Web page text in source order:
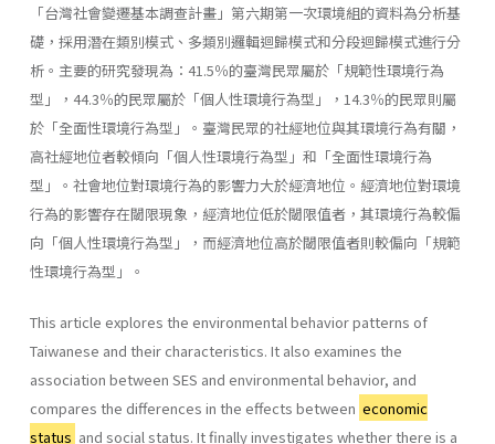
「台灣社會變遷基本調查計畫」第六期第一次環境組的資料為分析基
礎，採用潛在類別模式、多類別邏輯迴歸模式和分段迴歸模式進行分
析。主要的研究發現為：41.5％的臺灣民眾屬於「規範性環境行為
型」，44.3％的民眾屬於「個人性環境行為型」，14.3％的民眾則屬
於「全面性環境行為型」。臺灣民眾的社經地位與其環境行為有關，
高社經地位者較傾向「個人性環境行為型」和「全面性環境行為
型」。社會地位對環境行為的影響力大於經濟地位。經濟地位對環境
行為的影響存在閾限現象，經濟地位低於閾限值者，其環境行為較偏
向「個人性環境行為型」，而經濟地位高於閾限值者則較偏向「規範
性環境行為型」。
This article explores the environmental behavior patterns of
Taiwanese and their characteristics. It also examines the
association between SES and environmental behavior, and
compares the differences in the effects between economic
status and social status. It finally investigates whether there is a